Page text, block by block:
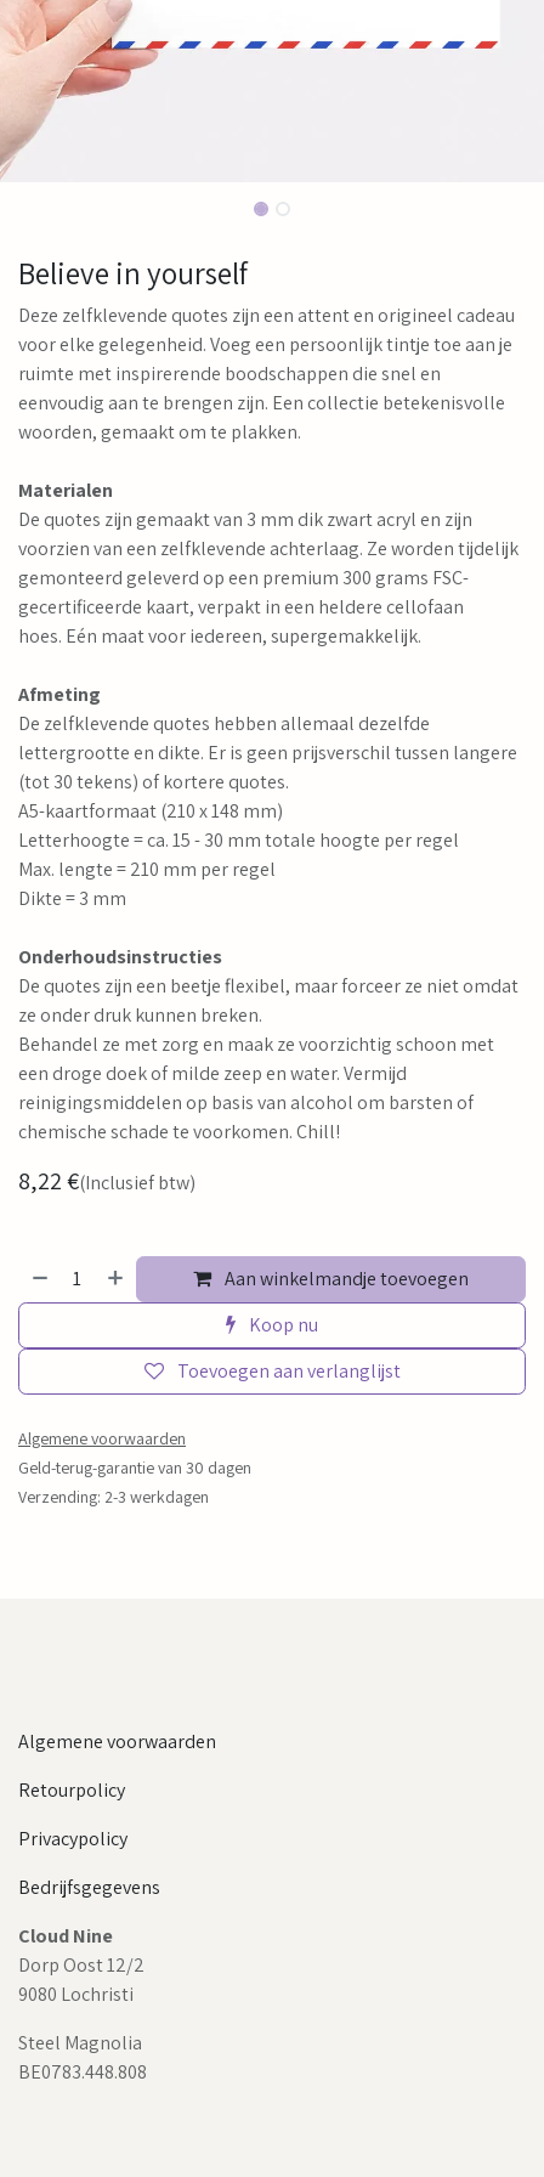
Believe in yourself
Deze zelfklevende quotes zijn een attent en origineel cadeau
voor elke gelegenheid. Voeg een persoonlijk tintje toe aan je
ruimte met inspirerende boodschappen die snel en
eenvoudig aan te brengen zijn. Een collectie betekenisvolle
woorden, gemaakt om te plakken.
Materialen
De quotes zijn gemaakt van 3 mm dik zwart acryl en zijn
voorzien van een zelfklevende achterlaag. Ze worden tijdelijk
gemonteerd geleverd op een premium 300 grams FSC-
gecertificeerde kaart, verpakt in een heldere cellofaan
hoes. Eén maat voor iedereen, supergemakkelijk.
Afmeting
De zelfklevende quotes hebben allemaal dezelfde
lettergrootte en dikte. Er is geen prijsverschil tussen langere
(tot 30 tekens) of kortere quotes.
A5-kaartformaat (210 x 148 mm)
Letterhoogte = ca. 15 - 30 mm totale hoogte per regel
Max. lengte = 210 mm per regel
Dikte = 3 mm
Onderhoudsinstructies
De quotes zijn een beetje flexibel, maar forceer ze niet omdat
ze onder druk kunnen breken.
Behandel ze met zorg en maak ze voorzichtig schoon met
een droge doek of milde zeep en water. Vermijd
reinigingsmiddelen op basis van alcohol om barsten of
chemische schade te voorkomen. Chill!
8,22€(Inclusief btw)
Aan winkelmandje toevoegen
Koop nu
Toevoegen aan verlanglijst
Algemene voorwaarden
Geld-terug-garantie van 30 dagen
Verzending: 2-3 werkdagen
Algemene voorwaarden
Retourpolicy
Privacypolicy
Bedrijfsgegevens
Cloud Nine
Dorp Oost 12/2
9080 Lochristi
Steel Magnolia
BE0783.448.808